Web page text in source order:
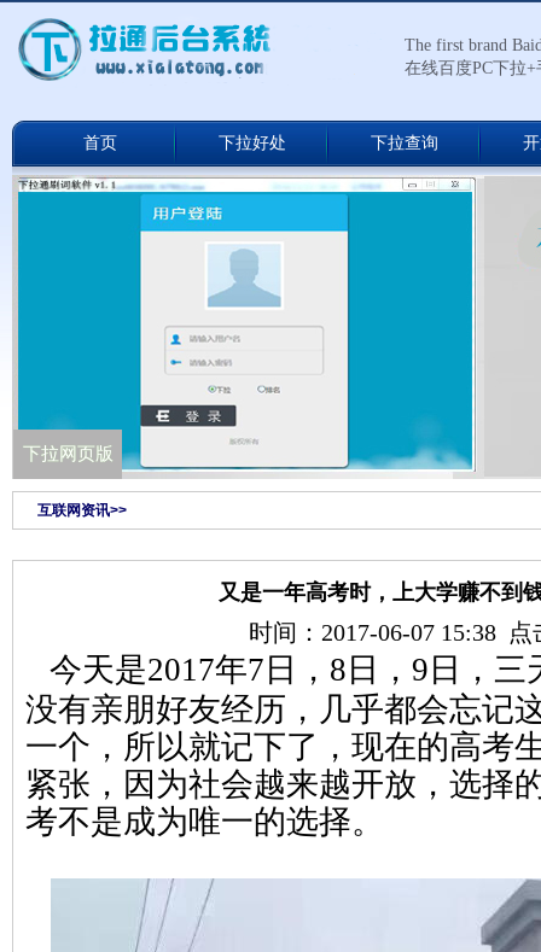
The first brand
在线百度PC下拉
首页 下拉好处 下拉查询
下拉通网络版
下拉网页版
互联网资讯>>
又是一年高考时，上大学赚不到
时间：2017-06-07 15:38
今天是2017年7日，8日，9日，三
没有亲朋好友经历，几乎都会忘记
一个，所以就记下了，现在的高考
紧张，因为社会越来越开放，选择
考不是成为唯一的选择。